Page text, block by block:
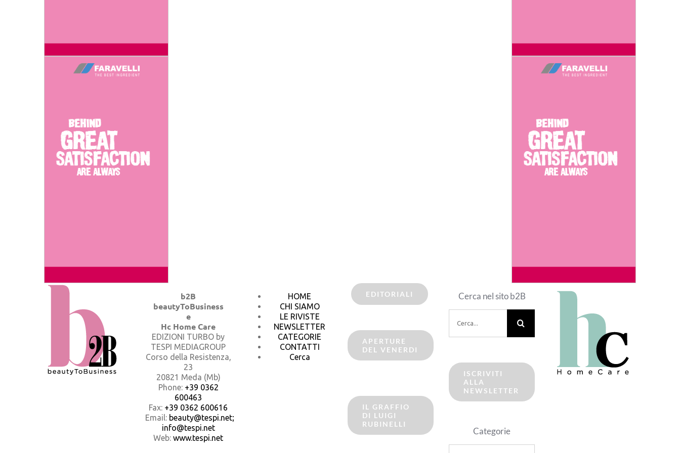
b2B
beautyToBusiness
e
Hc Home Care
EDIZIONI TURBO by
TESPI MEDIAGROUP
Corso della Resistenza,
23
20821 Meda (Mb)
Phone: +39 0362
600463
Fax: +39 0362 600616
Email: beauty@tespi.net;
info@tespi.net
Web: www.tespi.net
HOME
CHI SIAMO
LE RIVISTE
NEWSLETTER
CATEGORIE
CONTATTI
Cerca
EDITORIALI
APERTURE
DEL VENERDI
IL GRAFFIO
DI LUIGI
RUBINELLI
Cerca nel sito b2B
per:
ISCRIVITI
ALLA
NEWSLETTER
Categorie